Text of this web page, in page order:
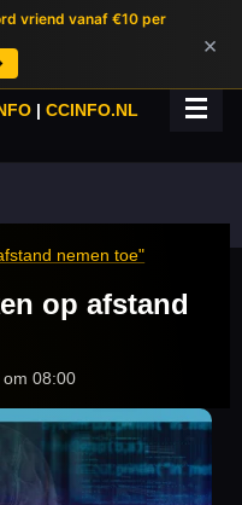
vriend vanaf €10 per
×
| CCINFO.NL
nemen toe"
op afstand
08:00